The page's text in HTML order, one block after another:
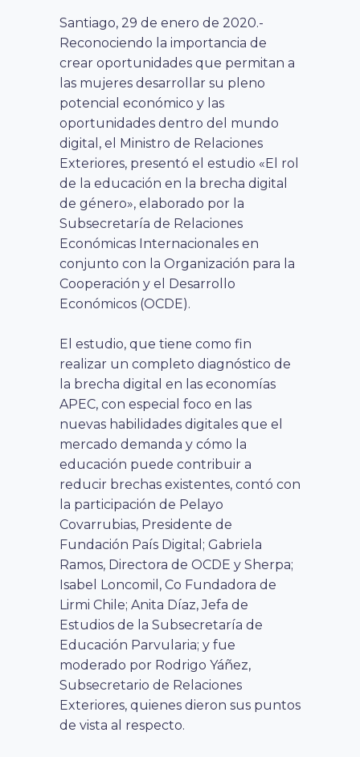
Santiago, 29 de enero de 2020.-
Reconociendo la importancia de
crear oportunidades que permitan a
las mujeres desarrollar su pleno
potencial económico y las
oportunidades dentro del mundo
digital, el Ministro de Relaciones
Exteriores, presentó el estudio «El rol
de la educación en la brecha digital
de género», elaborado por la
Subsecretaría de Relaciones
Económicas Internacionales en
conjunto con la Organización para la
Cooperación y el Desarrollo
Económicos (OCDE).
El estudio, que tiene como fin
realizar un completo diagnóstico de
la brecha digital en las economías
APEC, con especial foco en las
nuevas habilidades digitales que el
mercado demanda y cómo la
educación puede contribuir a
reducir brechas existentes, contó con
la participación de Pelayo
Covarrubias, Presidente de
Fundación País Digital; Gabriela
Ramos, Directora de OCDE y Sherpa;
Isabel Loncomil, Co Fundadora de
Lirmi Chile; Anita Díaz, Jefa de
Estudios de la Subsecretaría de
Educación Parvularia; y fue
moderado por Rodrigo Yáñez,
Subsecretario de Relaciones
Exteriores, quienes dieron sus puntos
de vista al respecto.